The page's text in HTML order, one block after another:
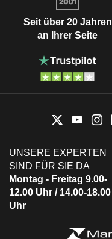
Seit über 20 Jahren
an Ihrer Seite
UNSERE EXPERTEN
SIND FÜR SIE DA
Montag - Freitag 9.00-
12.00 Uhr / 14.00-18.00
Uhr